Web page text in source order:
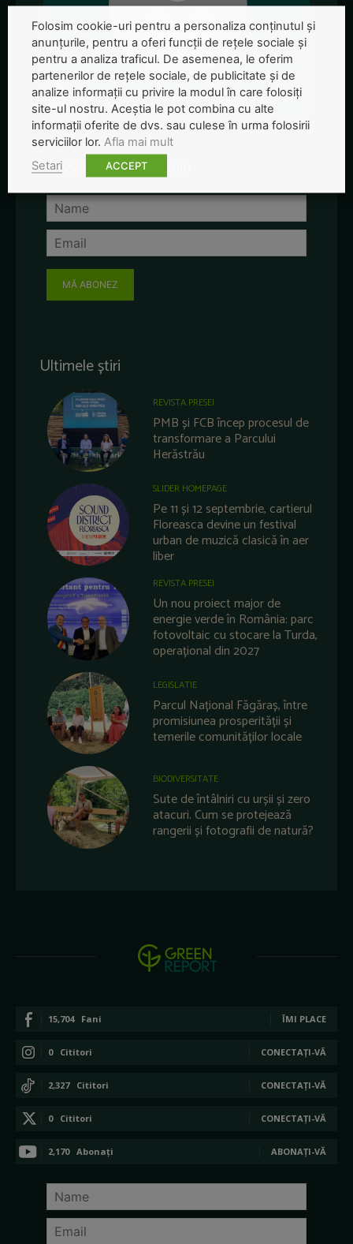
Newsletter-ul de mediu
MĂ ABONEZ
Ultimele știri
REVISTA PRESEI
PMB și FCB încep procesul de
transformare a Parcului
Herăstrău
SLIDER HOMEPAGE
Pe 11 și 12 septembrie, cartierul
Floreasca devine un festival
urban de muzică clasică în aer
liber
REVISTA PRESEI
Un nou proiect major de
energie verde în România: parc
fotovoltaic cu stocare la Turda,
operațional din 2027
LEGISLATIE
Parcul Național Făgăraș, între
promisiunea prosperității și
temerile comunităților locale
BIODIVERSITATE
Sute de întâlniri cu urșii și zero
atacuri. Cum se protejează
rangerii și fotografii de natură?
15,704 Fani ÎMI PLACE
0 Cititori CONECTAȚI-VĂ
2,327 Cititori CONECTAȚI-VĂ
0 Cititori CONECTAȚI-VĂ
2,170 Abonați ABONAȚI-VĂ
Folosim cookie-uri pentru a personaliza conținutul și
anunțurile, pentru a oferi funcții de rețele sociale și
pentru a analiza traficul. De asemenea, le oferim
partenerilor de rețele sociale, de publicitate și de
analize informații cu privire la modul în care folosiți
site-ul nostru. Aceștia le pot combina cu alte
informații oferite de dvs. sau culese în urma folosirii
serviciilor lor. Afla mai mult
Setari
ACCEPT